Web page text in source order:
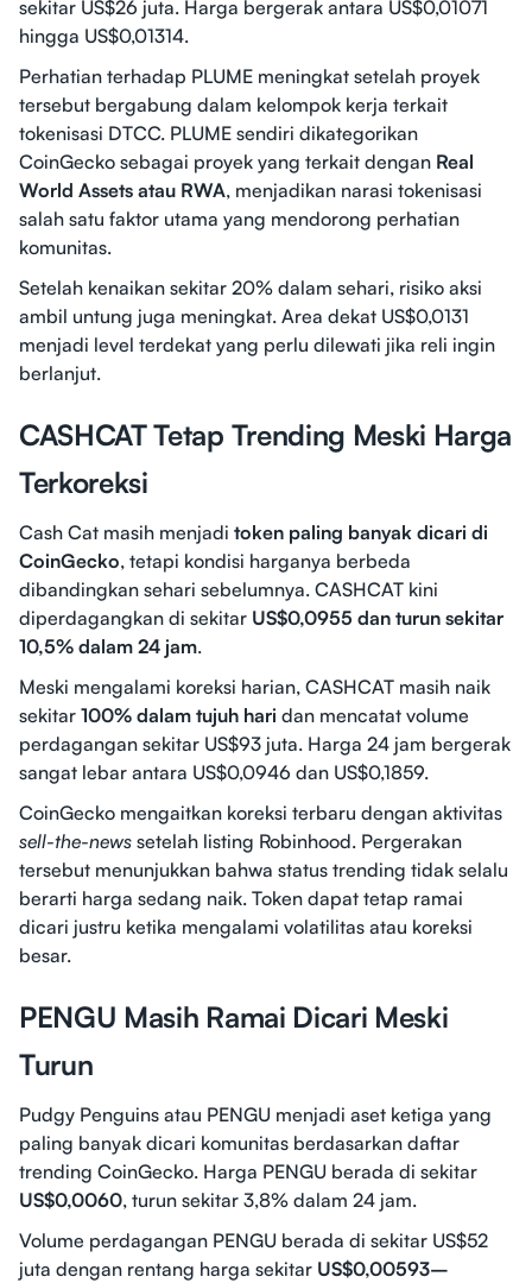
sekitar US$26 juta. Harga bergerak antara US$0,01071
hingga US$0,01314.
Perhatian terhadap PLUME meningkat setelah proyek
tersebut bergabung dalam kelompok kerja terkait
tokenisasi DTCC. PLUME sendiri dikategorikan
CoinGecko sebagai proyek yang terkait dengan Real
World Assets atau RWA, menjadikan narasi tokenisasi
salah satu faktor utama yang mendorong perhatian
komunitas.
Setelah kenaikan sekitar 20% dalam sehari, risiko aksi
ambil untung juga meningkat. Area dekat US$0,0131
menjadi level terdekat yang perlu dilewati jika reli ingin
berlanjut.
CASHCAT Tetap Trending Meski Harga
Terkoreksi
Cash Cat masih menjadi token paling banyak dicari di
CoinGecko, tetapi kondisi harganya berbeda
dibandingkan sehari sebelumnya. CASHCAT kini
diperdagangkan di sekitar US$0,0955 dan turun sekitar
10,5% dalam 24 jam.
Meski mengalami koreksi harian, CASHCAT masih naik
sekitar 100% dalam tujuh hari dan mencatat volume
perdagangan sekitar US$93 juta. Harga 24 jam bergerak
sangat lebar antara US$0,0946 dan US$0,1859.
CoinGecko mengaitkan koreksi terbaru dengan aktivitas
sell-the-news setelah listing Robinhood. Pergerakan
tersebut menunjukkan bahwa status trending tidak selalu
berarti harga sedang naik. Token dapat tetap ramai
dicari justru ketika mengalami volatilitas atau koreksi
besar.
PENGU Masih Ramai Dicari Meski
Turun
Pudgy Penguins atau PENGU menjadi aset ketiga yang
paling banyak dicari komunitas berdasarkan daftar
trending CoinGecko. Harga PENGU berada di sekitar
US$0,0060, turun sekitar 3,8% dalam 24 jam.
Volume perdagangan PENGU berada di sekitar US$52
juta dengan rentang harga sekitar US$0,00593–